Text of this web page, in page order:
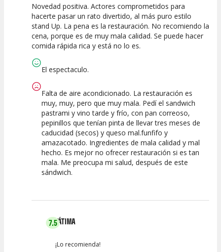
10
Calidad del
Espectáculo
10
Puesta en
Escena
10
Interpretación
artística
Novedad positiva. Actores comprometidos para
hacerte pasar un rato divertido, al más puro estilo
stand Up. La pena es la restauración. No recomiendo la
cena, porque es de muy mala calidad. Se puede hacer
comida rápida rica y está no lo es.
El espectaculo.
Falta de aire acondicionado. La restauración es
muy, muy, pero que muy mala. Pedí el sandwich
pastrami y vino tarde y frío, con pan correoso,
pepinillos que tenían pinta de llevar tres meses de
caducidad (secos) y queso mal.funfifo y
amazacotado. Ingredientes de mala calidad y mal
hecho. Es mejor no ofrecer restauración si es tan
mala. Me preocupa mi salud, después de este
sándwich.
7.5FÁTIMA
¡Lo recomienda!